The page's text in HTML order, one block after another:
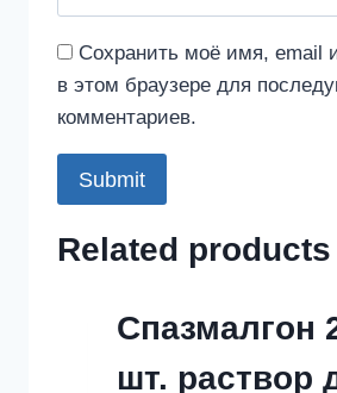
Сохранить моё имя, email
в этом браузере для
комментариев.
Related products
Спазмалгон
шт. раствор